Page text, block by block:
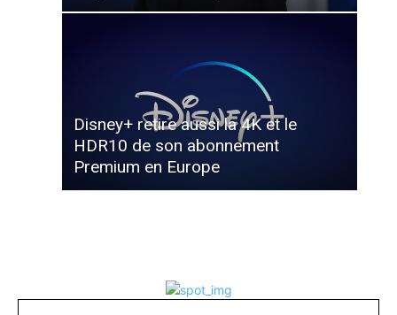
Disney+ retire aussi la 4K et le
HDR10 de son abonnement
Premium en Europe